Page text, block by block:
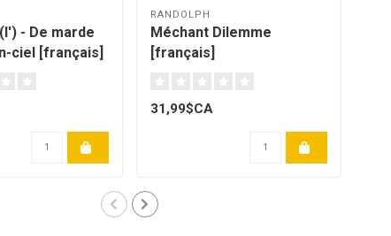
- De marde
ciel [français]
RANDOLPH
Méchant Dilemme
[français]
31,99$CA